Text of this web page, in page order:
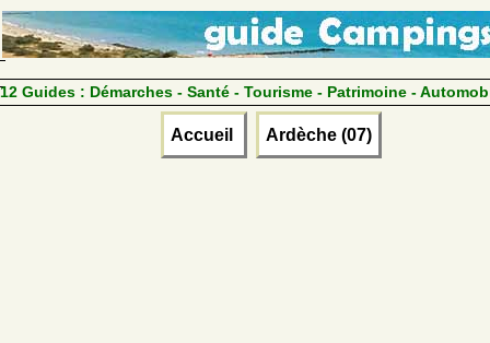
12 Guides : Démarches - Santé - Tourisme - Patrimoine -
Accueil Ardèche (07)